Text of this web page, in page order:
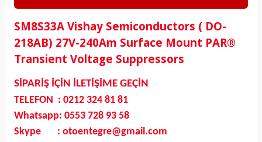
SM8S33A Vishay Semiconductors ( DO-
218AB) 27V-240Am Surface Mount PAR®
Transient Voltage Suppressors
SİPARİŞ İÇİN İLETİŞİME GEÇİN
TELEFON : 0212 324 81 81
Whatsapp: 0553 728 93 58
Skype : otoentegre@gmail.com